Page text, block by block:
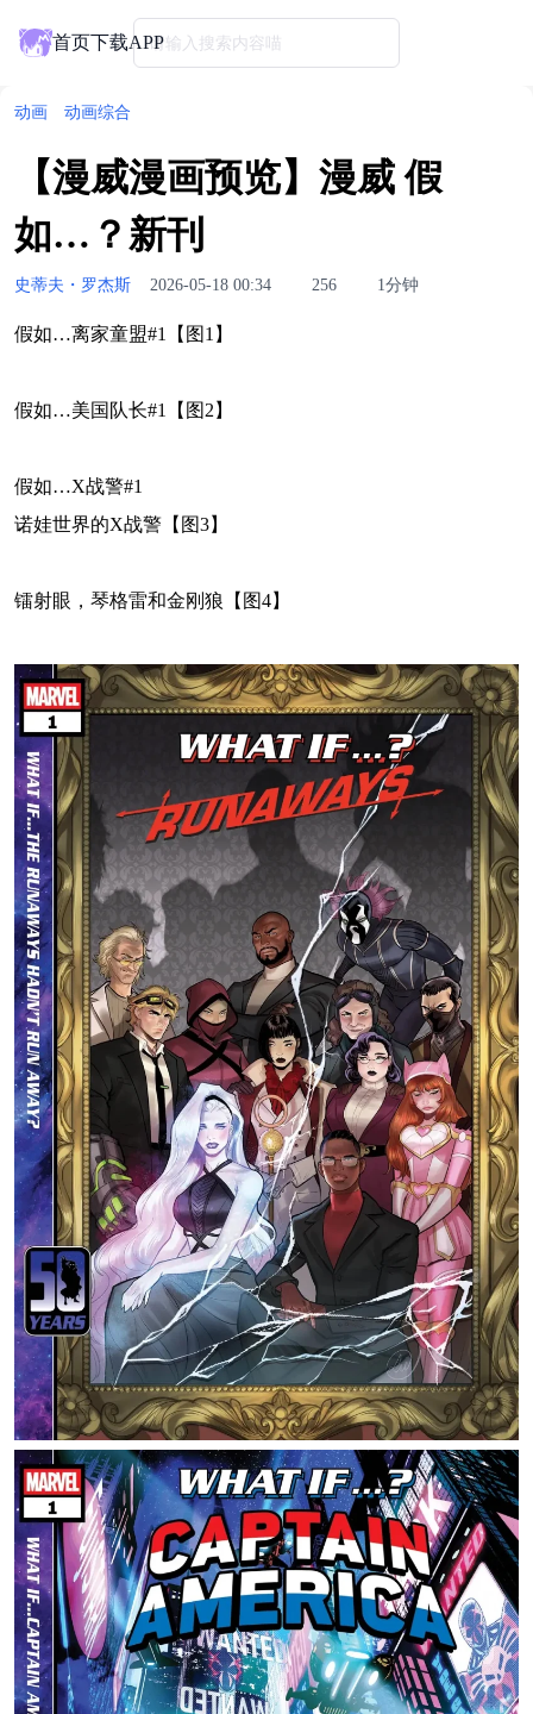
首页下载APP请输入搜索内容喵
动画 动画综合
【漫威漫画预览】漫威 假
如…？新刊
史蒂夫・罗杰斯 2026-05-18 00:34 256 1分钟
假如…离家童盟#1【图1】
假如…美国队长#1【图2】
假如…X战警#1
诺娃世界的X战警【图3】
镭射眼，琴格雷和金刚狼【图4】